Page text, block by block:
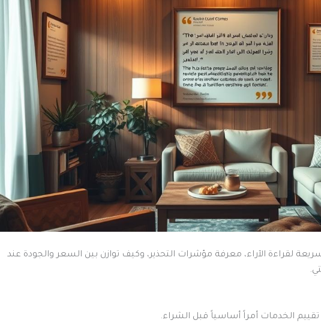
لقراءة الآراء، معرفة مؤشرات التحذير، وكيف توازن بين السعر والجودة عند
تقييم الخدمات أمراً أساسياً قبل الشراء.